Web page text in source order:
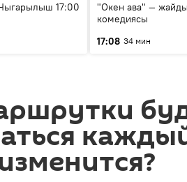
17:00
"Окен ава" —
комедиясы
17:08 34 мин